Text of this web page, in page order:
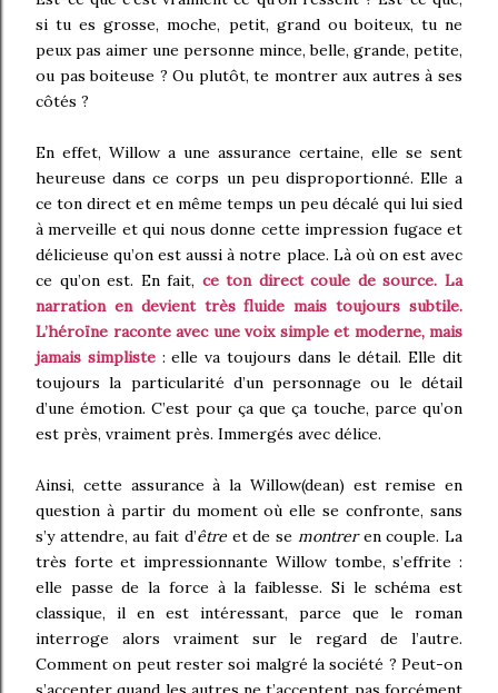
si tu es grosse, moche, petit, grand ou boiteux, tu ne
peux pas aimer une personne mince, belle, grande, petite,
ou pas boiteuse ? Ou plutôt, te montrer aux autres à ses
côtés ?
En effet, Willow a une assurance certaine, elle se sent
heureuse dans ce corps un peu disproportionné. Elle a
ce ton direct et en même temps un peu décalé qui lui sied
à merveille et qui nous donne cette impression fugace et
délicieuse qu’on est aussi à notre place. Là où on est avec
ce qu’on est. En fait, ce ton direct coule de source. La
narration en devient très fluide mais toujours subtile.
L’héroïne raconte avec une voix simple et moderne, mais
jamais simpliste: elle va toujours dans le détail. Elle dit
toujours la particularité d’un personnage ou le détail
d’une émotion. C’est pour ça que ça touche, parce qu’on
est près, vraiment près. Immergés avec délice.
Ainsi, cette assurance à la Willow(dean) est remise en
question à partir du moment où elle se confronte, sans
s’y attendre, au fait d’êtreet de se montreren couple. La
très forte et impressionnante Willow tombe, s’effrite :
elle passe de la force à la faiblesse. Si le schéma est
classique, il en est intéressant, parce que le roman
interroge alors vraiment sur le regard de l’autre.
Comment on peut rester soi malgré la société ? Peut-on